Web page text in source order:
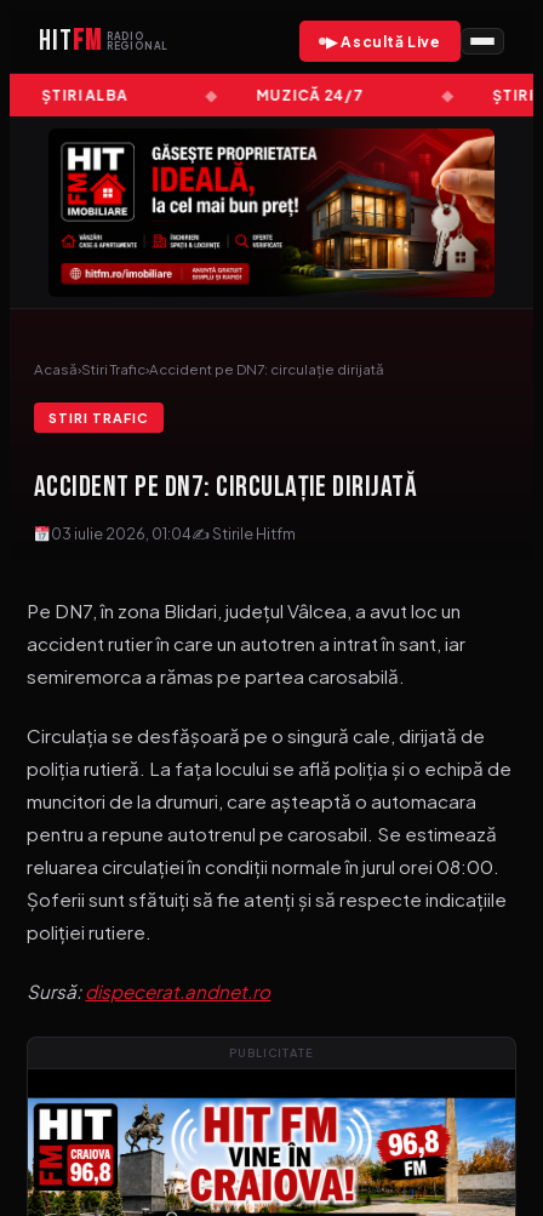
HITFM
RADIO
REGIONAL
▶ Ascultă Live
ȘTIRI ALBA MUZICĂ 24/7 ȘTIRI
Acasă›Stiri Trafic›Accident pe DN7: circulație dirijată
STIRI TRAFIC
Accident pe DN7: circulație dirijată
03 iulie 2026, 01:04✍ Stirile Hitfm
Pe DN7, în zona Blidari, județul Vâlcea, a avut loc un
accident rutier în care un autotren a intrat în sant, iar
semiremorca a rămas pe partea carosabilă.
Circulația se desfășoară pe o singură cale, dirijată de
poliția rutieră. La fața locului se află poliția și o echipă de
muncitori de la drumuri, care așteaptă o automacara
pentru a repune autotrenul pe carosabil. Se estimează
reluarea circulației în condiții normale în jurul orei 08:00.
Șoferii sunt sfătuiți să fie atenți și să respecte indicațiile
poliției rutiere.
Sursă:dispecerat.andnet.ro
PUBLICITATE